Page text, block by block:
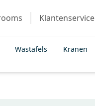
Klantenservice
Wastafels Kranen